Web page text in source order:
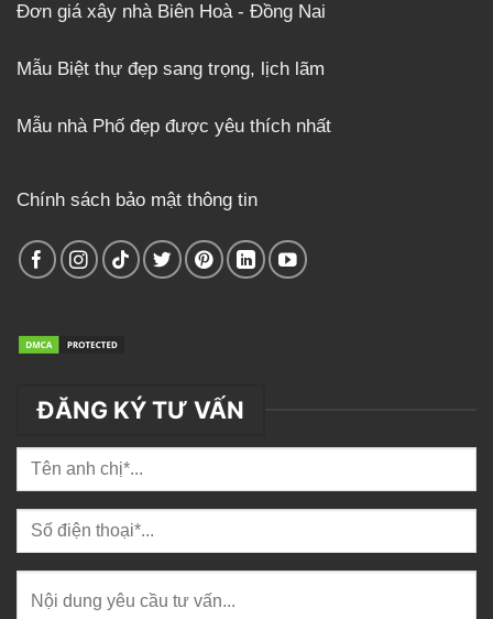
Đơn giá xây nhà Biên Hoà - Đồng Nai
Mẫu Biệt thự đẹp sang trọng, lịch lãm
Mẫu nhà Phố đẹp được yêu thích nhất
Chính sách bảo mật thông tin
ĐĂNG KÝ TƯ VẤN